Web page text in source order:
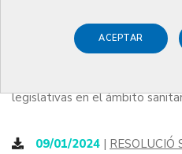
ACEPTAR
Novedades
legislativas en el ámbito
09/01/2024 |